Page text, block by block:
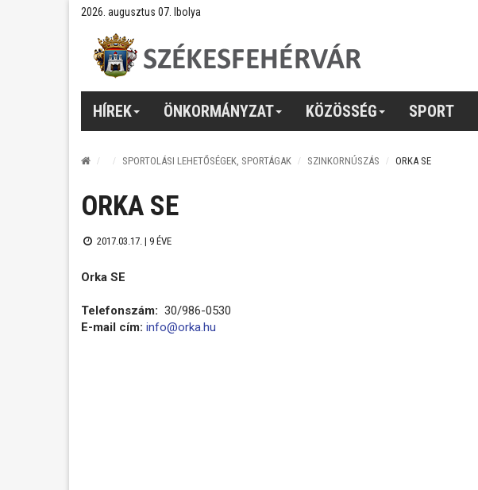
2026. augusztus 07. Ibolya
HÍREK ÖNKORMÁNYZAT KÖZÖSSÉG SPORT
SPORTOLÁSI LEHETŐSÉGEK, SPORTÁGAK SZINKORNÚSZÁS ORKA SE
ORKA SE
2017.03.17. | 9 ÉVE
Orka SE
Telefonszám: 30/986-0530
E-mail cím: info@orka.hu